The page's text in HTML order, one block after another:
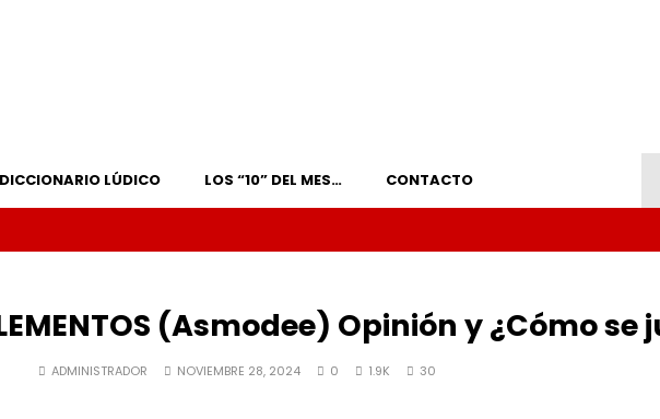
DICCIONARIO LÚDICO LOS “10” DEL MES… CONTACTO
(Asmodee) Opinión y ¿Cómo se
ADMINISTRADOR NOVIEMBRE 28, 2024 0 1.9K 30